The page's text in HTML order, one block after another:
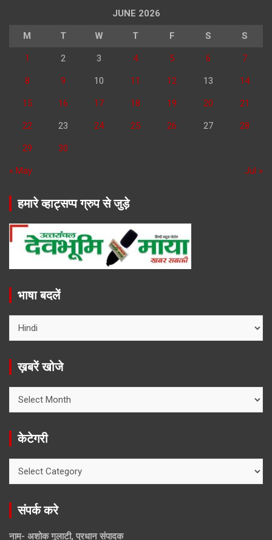
JUNE 2026
M T W T F S S
1 2 3 4 5 6 7
8 9 10 11 12 13 14
15 16 17 18 19 20 21
22 23 24 25 26 27 28
29 30
« May Jul »
हमारे व्हाट्सप्प ग्रुप से जुड़े
भाषा बदलें
ख़बरें खोजे
खोजे
केटेगरी
संपर्क करे
नाम- अशोक गुलाटी, प्रधान संपादक